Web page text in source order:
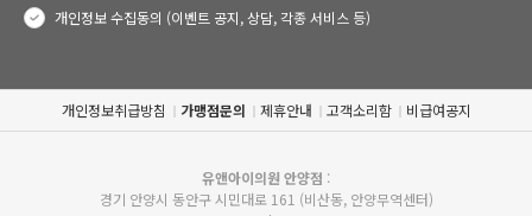
개인정보 수집동의 (이벤트 공지, 상담, 각종 서비스 등)
개인정보취급방침 가맹점문의 제휴안내 고객소리함 비급여공지
유앤아이의원 안양점 :
경기 안양시 동안구 시민대로 161 (비산동, 안양무역센터)